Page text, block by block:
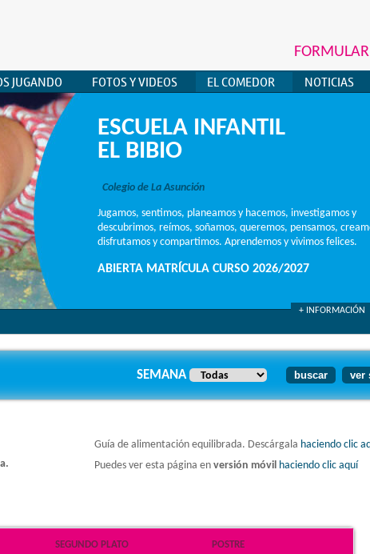
JUGANDO FOTOS Y VIDEOS EL COMEDOR NOTICIAS
ESCUELA INFANTIL
EL BIBIO
Colegio de La Asunción
Jugamos, sentimos, planeamos y hacemos, investigamos y
descubrimos, reímos, soñamos, queremos, pensamos,
disfrutamos y compartimos. Aprendemos y vivimos felices.
ABIERTA MATRÍCULA CURSO 2026/2027
+ INFORMACIÓN
SEMANA
Guía de alimentación equilibrada. Descárgala haciendo clic
Puedes ver esta página en versión móvil haciendo clic aquí
SEGUNDO PLATO POSTRE